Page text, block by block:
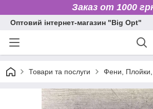
Заказ от 1000
Оптовий інтернет-магазин "Big Opt"
Товари та послуги Фени, Плойки,